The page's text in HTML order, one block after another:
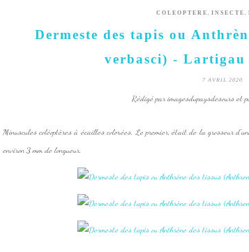
COLEOPTERE , INSECTE ,
Dermeste des tapis ou
verbasci) - Lartigau
7 AVRIL 2020
Rédigé par imagesdupaysdesours et
Minuscules coléoptères à écailles colorées. Le premier, était de la grosseur
environ 3 mm de longueur.